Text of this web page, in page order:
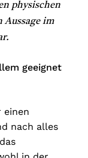
physischen
Aussage im
geeignet
einen
nach alles